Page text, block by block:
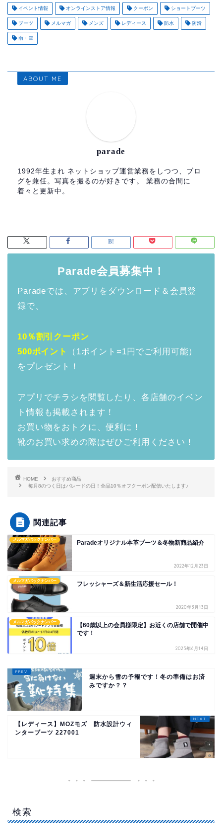
イベント情報 オンラインストア情報 クーポン ショートブーツ
ブーツ メルマガ メンズ レディース 防水 防滑
雨・雪
ABOUT ME
parade
1992年生まれ ネットショップ運営業務をしつつ、ブロ
グを兼任。写真を撮るのが好きです。 業務の合間に
着々と更新中。
Parade会員募集中！
Paradeでは、アプリをダウンロード＆会員登
録で、
10％割引クーポン
500ポイント
（1ポイント=1円でご利用可能）
をプレゼント！
アプリでチラシを閲覧したり、各店舗のイベン
ト情報も掲載されます！
お買い物をおトクに、便利に！
靴のお買い求めの際はぜひご利用ください！
HOME
おすすめ商品
毎月8のつく日はパレードの日！全品10％オフクーポン配信いたします♪
関連記事
メルマガバックナンバー Paradeオリジナル本革ブーツ＆冬物新商品紹介
2022年12月23日
メルマガバックナンバー フレッシャーズ＆新生活応援セール！
2020年3月13日
メルマガバックナンバー
【60歳以上の会員様限定】お近くの店舗で開催中
です！
2025年6月14日
週末から雪の予報です！冬の準備はお済
みですか？？
【レディース】MOZモズ 防水設計ウィ
ンターブーツ 227001
検索